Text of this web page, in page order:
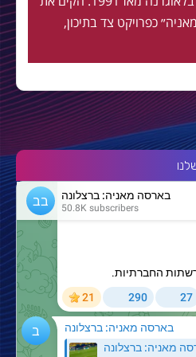
כפרויקט צד בתיכון,